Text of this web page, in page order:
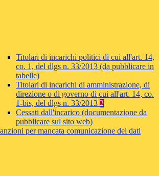
Titolari di incarichi politici di cui all'art. 14,
co. 1, del dlgs n. 33/2013 (da pubblicare in
tabelle)
Titolari di incarichi di amministrazione, di
direzione o di governo di cui all'art. 14, co.
1-bis, del dlgs n. 33/2013 2
Cessati dall'incarico (documentazione da
pubblicare sul sito web)
per mancata comunicazione dei dati